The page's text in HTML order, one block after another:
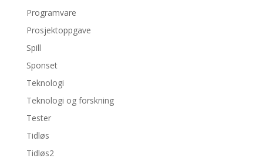
Programvare
Prosjektoppgave
Spill
Sponset
Teknologi
Teknologi og forskning
Tester
Tidløs
Tidløs2